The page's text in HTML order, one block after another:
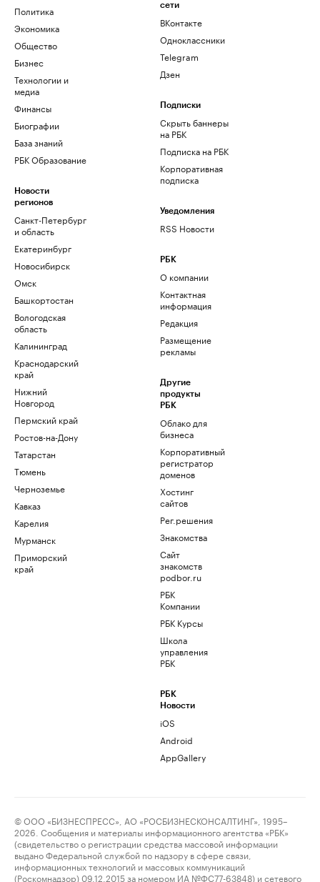
Политика
Экономика
Общество
Бизнес
Технологии и
медиа
Финансы
Биографии
База знаний
РБК Образование
Новости
регионов
Санкт-Петербург
и область
Екатеринбург
Новосибирск
Омск
Башкортостан
Вологодская
область
Калининград
Краснодарский
край
Нижний
Новгород
Пермский край
Ростов-на-Дону
Татарстан
Тюмень
Черноземье
Кавказ
Карелия
Мурманск
Приморский
край
сети
ВКонтакте
Одноклассники
Telegram
Дзен
Подписки
Скрыть баннеры
на РБК
Подписка на РБК
Корпоративная
подписка
Уведомления
RSS Новости
РБК
О компании
Контактная
информация
Редакция
Размещение
рекламы
Другие
продукты
РБК
Облако для
бизнеса
Корпоративный
регистратор
доменов
Хостинг
сайтов
Рег.решения
Знакомства
Сайт
знакомств
podbor.ru
РБК
Компании
РБК Курсы
Школа
управления
РБК
РБК
Новости
iOS
Android
AppGallery
© ООО «БИЗНЕСПРЕСС», АО «РОСБИЗНЕСКОНСАЛТИНГ», 1995–
2026. Сообщения и материалы информационного агентства «РБК»
(свидетельство о регистрации средства массовой информации
выдано Федеральной службой по надзору в сфере связи,
информационных технологий и массовых коммуникаций
(Роскомнадзор) 09.12.2015 за номером ИА №ФС77-63848) и сетевого